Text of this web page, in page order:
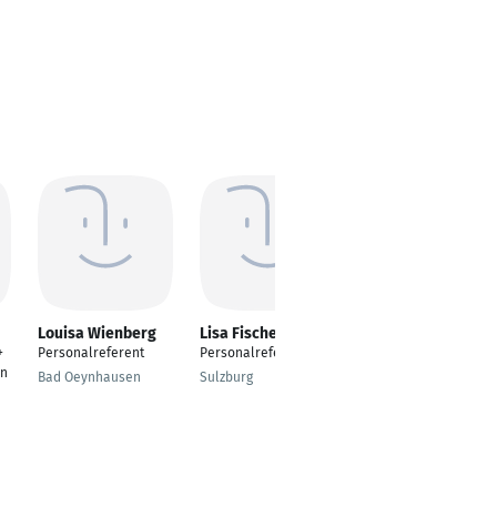
Louisa Wienberg
Personalreferent
Bad Oeynhausen
Lisa Fischer
Personalreferent
Sulzburg